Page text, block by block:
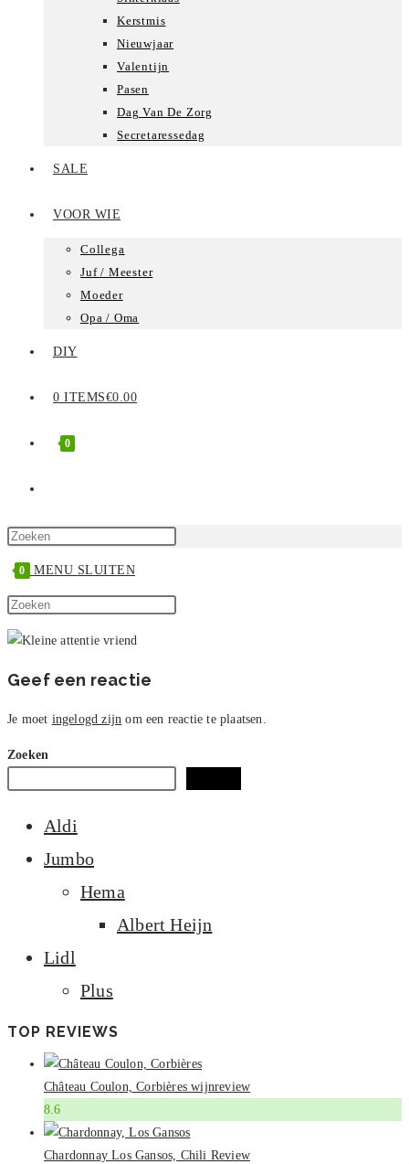
Kerstmis
Nieuwjaar
Valentijn
Pasen
Dag Van De Zorg
Secretaressedag
SALE
VOOR WIE
Collega
Juf / Meester
Moeder
Opa / Oma
DIY
0 ITEMS€0.00
0
ZOEKEN
0 MENU SLUITEN
Zoek
op
site
zoekpaneel
sluiten.
Geef een reactie
Je moet ingelogd zijn om een reactie te plaatsen.
Zoeken
Aldi
Jumbo
Hema
Albert Heijn
Lidl
Plus
TOP REVIEWS
Château Coulon, Corbières wijnreview
8.6
Chardonnay Los Gansos, Chili Review